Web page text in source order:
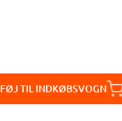
FØJ TIL INDKØBSVOGN